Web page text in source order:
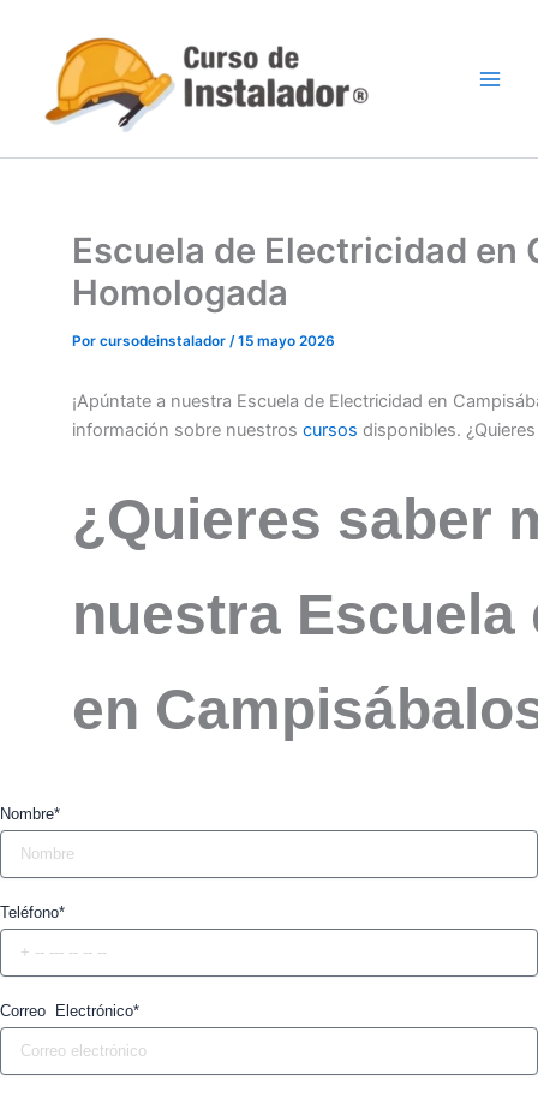
contenido
Escuela de Electricidad en
Homologada
Por cursodeinstalador /15 mayo 2026
¡Apúntate a nuestra Escuela de Electricidad en
información sobre nuestros cursos disponibles.
¿Quieres saber
nuestra
en
Nombre*
Teléfono*
Correo Electrónico*